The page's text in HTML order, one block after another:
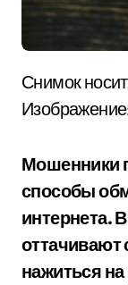
Снимок носит иллюстративный характер.
Мошенники
способы
интернета.
оттачивают
нажиться